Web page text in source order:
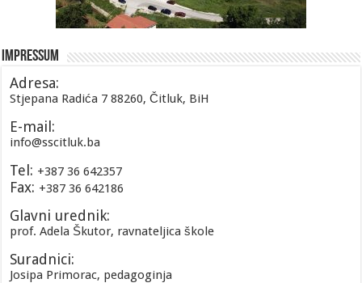
Impressum
Adresa:
Stjepana Radića 7 88260, Čitluk, BiH
E-mail:
info@sscitluk.ba
Tel: +387 36 642357
Fax: +387 36 642186
Glavni urednik:
prof. Adela Škutor, ravnateljica škole
Suradnici:
Josipa Primorac, pedagoginja